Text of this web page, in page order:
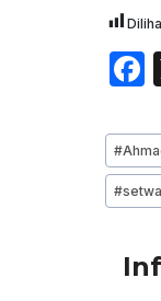
Post
Tags:
#
#